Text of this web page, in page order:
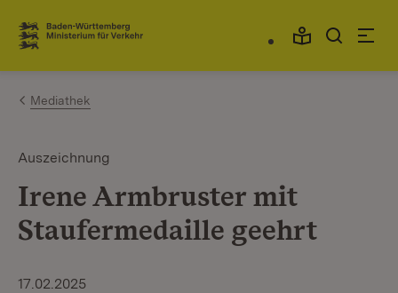
Zum Inhalt springen
Link zur Startseite
Mediathek
Auszeichnung
Irene Armbruster mit
Staufermedaille geehrt
17.02.2025